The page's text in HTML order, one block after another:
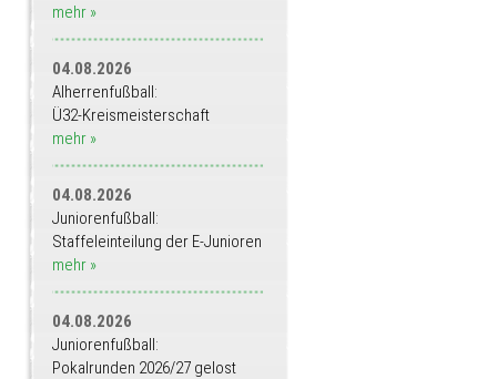
mehr »
04.08.2026
Alherrenfußball:
Ü32-Kreismeisterschaft
mehr »
04.08.2026
Juniorenfußball:
Staffeleinteilung der E-Junioren
mehr »
04.08.2026
Juniorenfußball:
Pokalrunden 2026/27 gelost